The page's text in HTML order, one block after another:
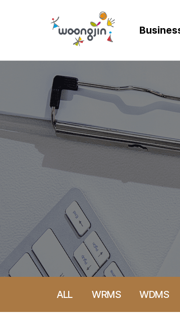
AICC | AI 고객상담 시스템
WIKL | AI 인사이트 플랫폼
AI웅수 | 그룹웨어 AI
SAP Joule
Mendix MAIA
WRMS
WDMS
Business
고객 만족
사업 확장
통합 관리
모
디
프
효
ALL WRMS WDMS